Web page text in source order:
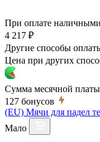
При оплате наличными
4 217 ₽
Другие способы
Цена при других
Сумма месячной
127 бонусов
(EU) Мячи для падел
Мало